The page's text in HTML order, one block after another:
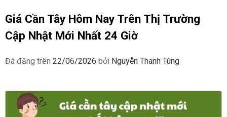
Giá Cần Tây Hôm Nay Trên Thị Trường
Cập Nhật Mới Nhất 24 Giờ
Đã đăng trên 22/06/2026 bởi Nguyễn Thanh Tùng